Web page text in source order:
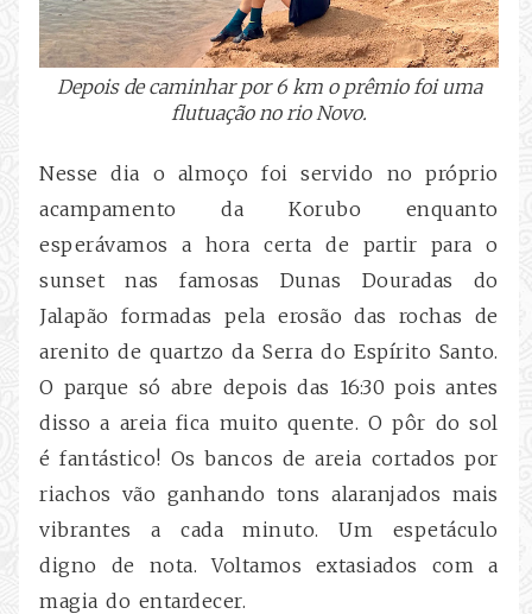
Depois de caminhar por 6 km o prêmio foi uma
flutuação no rio Novo.
Nesse dia o almoço foi servido no próprio
acampamento da Korubo enquanto
esperávamos a hora certa de partir para o
sunset nas famosas Dunas Douradas do
Jalapão formadas pela erosão das rochas de
arenito de quartzo da Serra do Espírito Santo.
O parque só abre depois das 16:30 pois antes
disso a areia fica muito quente. O pôr do sol
é fantástico! Os bancos de areia cortados por
riachos vão ganhando tons alaranjados mais
vibrantes a cada minuto. Um espetáculo
digno de nota. Voltamos extasiados com a
magia do entardecer.